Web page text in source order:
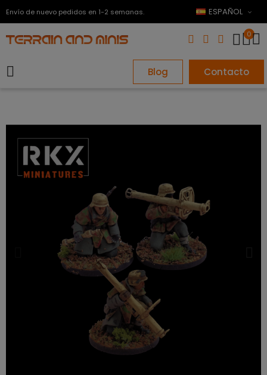
Envío de nuevo pedidos en 1-2 semanas. ESPAÑOL
0
Blog Contacto